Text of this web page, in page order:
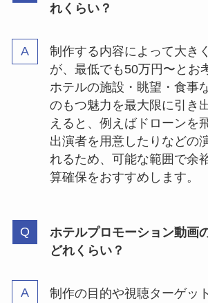
れくらい？
制作する内容によって大き
が、最低でも50万円〜とお
ホテルの施設・眺望・食事
のもつ魅力を最大限に引き
えると、例えばドローンを
出演者を用意したりなどの
れるため、可能な範囲で余
算確保をおすすめします。
ホテルプロモーション動画
どれくらい？
制作の目的や視聴ターゲッ